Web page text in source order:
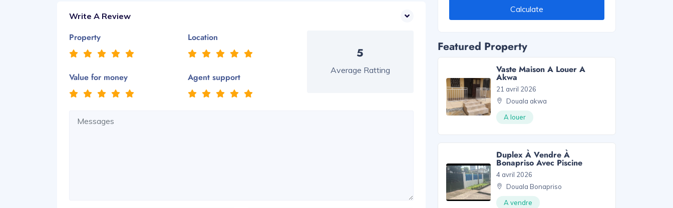
Write A Review
Property Location
Value for money Agent support
5
Average Ratting
Calculate
Featured Property
Vaste Maison A Louer A
Akwa
21 avril 2026
Douala akwa
A louer
Duplex À Vendre À
Bonapriso Avec Piscine
4 avril 2026
Douala Bonapriso
A vendre